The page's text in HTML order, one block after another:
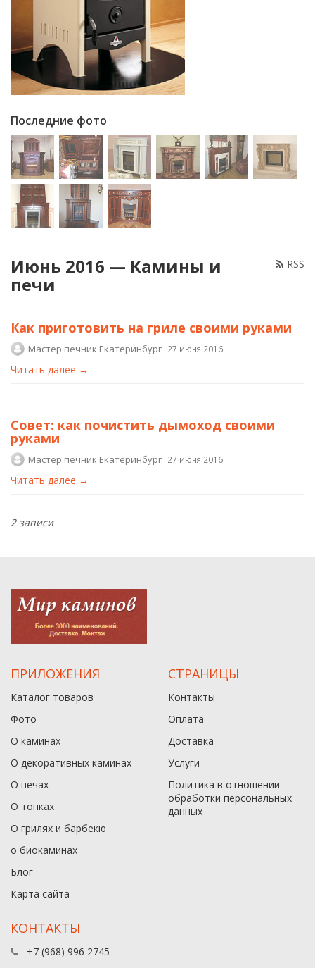
Последние фото
RSS
Июнь 2016 — Камины и
печи
Как приготовить на гриле своими руками
Мастер печник Екатеринбург 27 июня 2016
Читать далее →
Совет: как почистить дымоход своими
руками
Мастер печник Екатеринбург 27 июня 2016
Читать далее →
2 записи
ПРИЛОЖЕНИЯ
Каталог товаров
Фото
О каминах
О декоративных каминах
О печах
О топках
О грилях и барбекю
о биокаминах
Блог
Карта сайта
СТРАНИЦЫ
Контакты
Оплата
Доставка
Услуги
Политика в отношении
обработки персональных
данныx
КОНТАКТЫ
+7 (968) 996 2745